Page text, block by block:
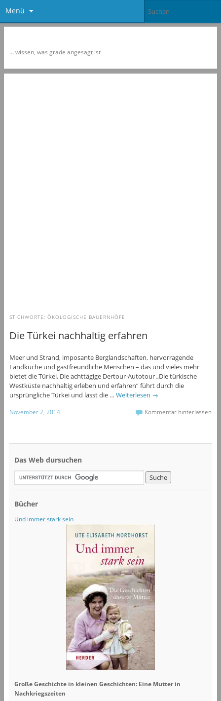
Menü
… wissen, was grade angesagt ist
STICHWORTE: ÖKOLOGISCHE BAUERNHÖFE
Die Türkei nachhaltig erfahren
Meer und Strand, imposante Berglandschaften, hervorragende
Landküche und gastfreundliche Menschen – das und vieles mehr
bietet die Türkei. Die achttägige Dertour-Autotour „Die türkische
Westküste nachhaltig erleben und erfahren“ führt durch die
ursprüngliche Türkei und lässt die … Weiterlesen →
November 2, 2014 Kommentar hinterlassen
Das Web dursuchen
Bücher
Und immer stark sein
Große Geschichte in kleinen Geschichten: Eine Mutter in
Nachkriegszeiten